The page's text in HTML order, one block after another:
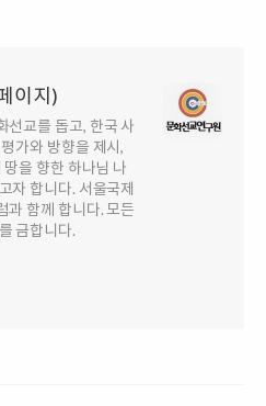
이지)
선교를 돕고, 한국 사
가와 방향을 제시,
을 향한 하나님 나
자 합니다. 서울국제
과 함께 합니다. 모든
금합니다.